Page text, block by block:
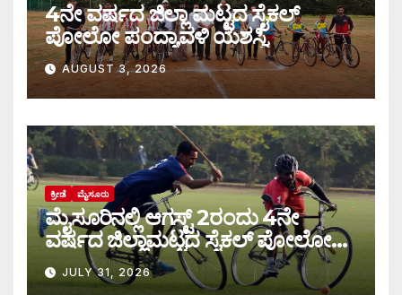
4ನೇ ವರ್ಷದ ಜಿಲ್ಲಾ ಮಟ್ಟದ ಸೈಕಲ್
ಪೋಲೋ ಪಂದ್ಯಾವಳಿ ಯಶಸ್ವಿ
AUGUST 3, 2026
ಕ್ರೀಡೆ ಮೈಸೂರು
ಮೈಸೂರಿನಲ್ಲಿ ಆಗಸ್ಟ್‌ 2ರಂದು 4ನೇ
ವರ್ಷದ ಜಿಲ್ಲಾಮಟ್ಟದ ಸೈಕಲ್ ಪೋಲೋ
ಪಂದ್ಯಾವಳಿ
JULY 31, 2026